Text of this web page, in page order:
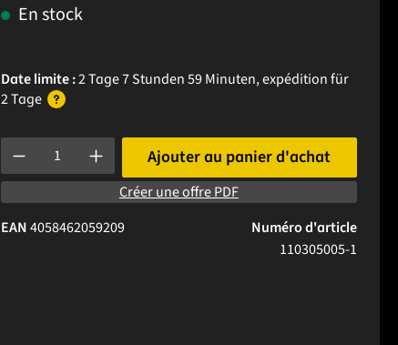
En stock
Date limite :2 Tage 7 Stunden 59 Minuten, expéditionfür
2 Tage
Quantité de produit : Entrez la quantité souhaitée ou utilisez
Ajouter au panier d'achat
Créer une offre PDF
Numéro d'article
110305005-1
EAN4058462059209